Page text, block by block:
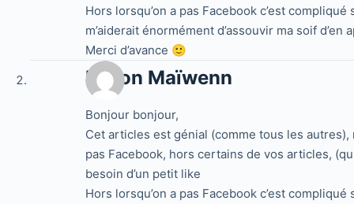
Hors lorsqu’on a pas Facebook c’est
m’aiderait énormément d’assouvir ma soif
Merci d’avance 🙂
Millon Maïwenn
Bonjour bonjour,
Cet articles est génial (comme tous les autres),
pas Facebook, hors certains de vos articles,
besoin d’un petit like
Hors lorsqu’on a pas Facebook c’est